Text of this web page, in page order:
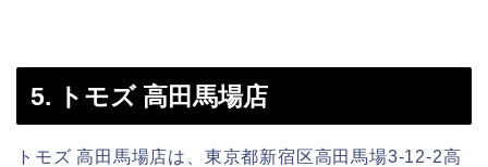
5. トモズ 高田馬場店
トモズ 高田馬場店は、東京都新宿区高田馬場3-12-2高